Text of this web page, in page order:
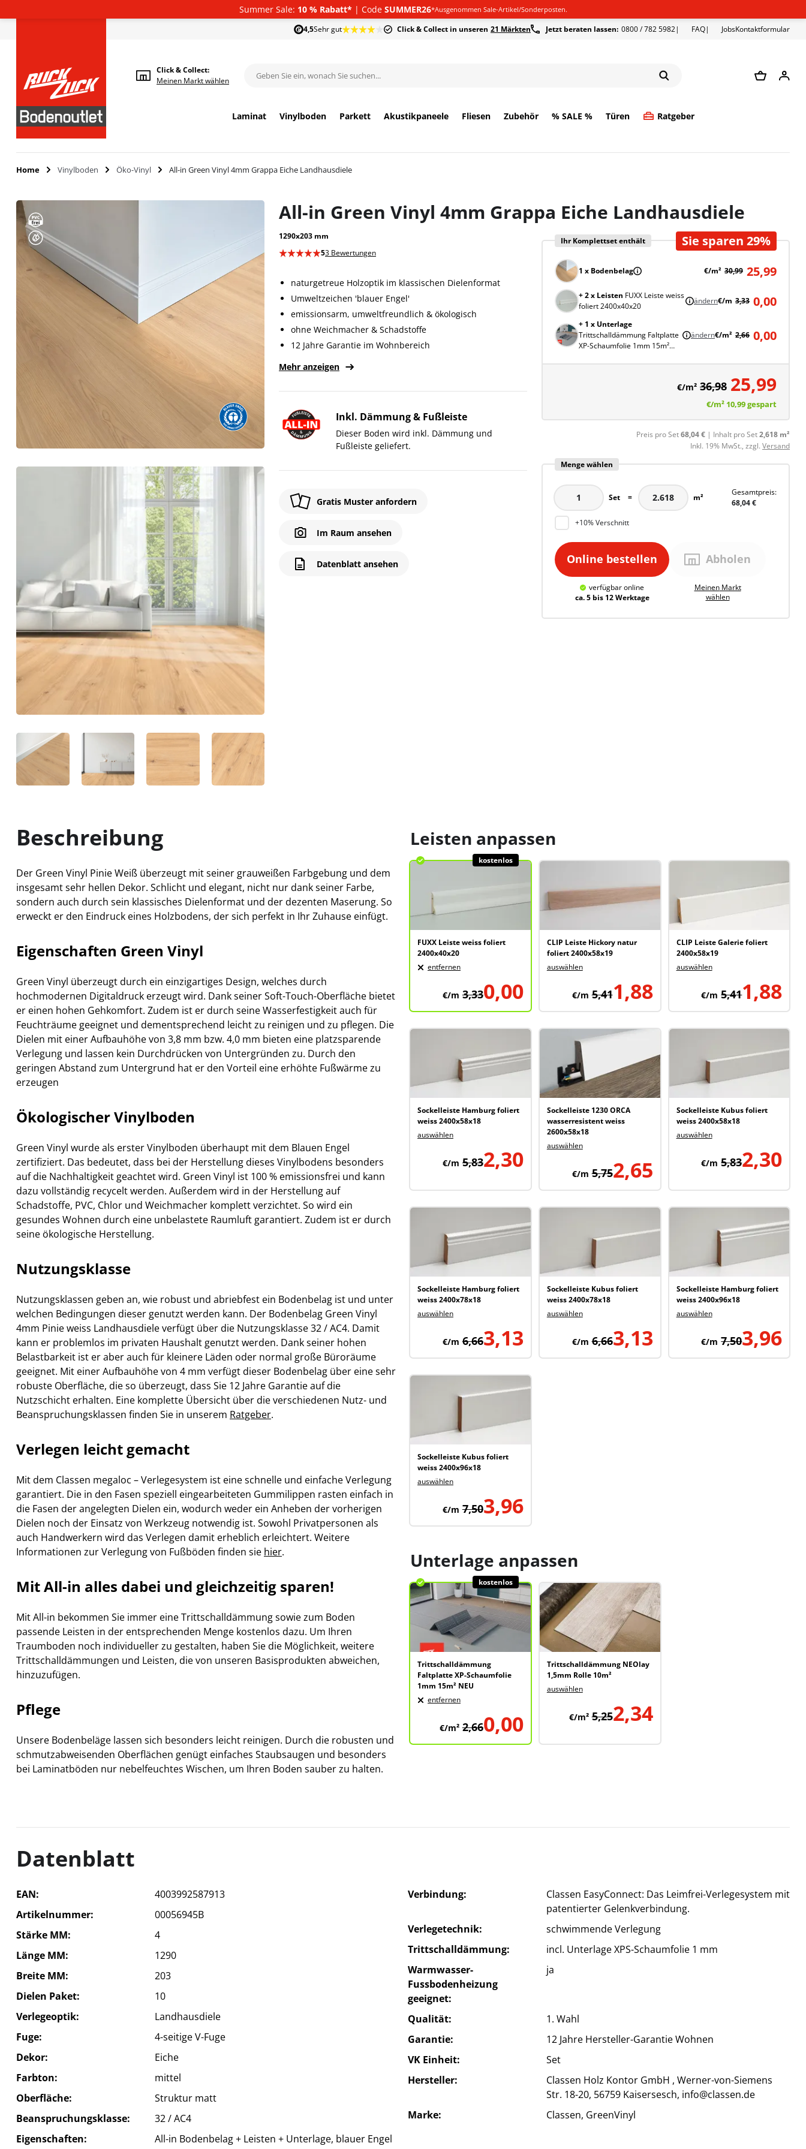
Summer Sale: 10 % Rabatt*| Code SUMMER26*Ausgenommen Sale-Artikel/Sonderposten.
4,5Sehr gut Click & Collect in unseren 21 Märkten Jetzt beraten lassen: 0800 / 782 5982 FAQ JobsKontaktformular
Click & Collect:
Meinen Markt wählen
Laminat Vinylboden Parkett Akustikpaneele Fliesen Zubehör % SALE % Türen Ratgeber
Home Vinylboden Öko-Vinyl All-in Green Vinyl 4mm Grappa Eiche Landhausdiele
All-in Green Vinyl 4mm Grappa Eiche Landhausdiele
1290x203 mm
53 Bewertungen
naturgetreue Holzoptik im klassischen Dielenformat
Umweltzeichen 'blauer Engel'
emissionsarm, umweltfreundlich & ökologisch
ohne Weichmacher & Schadstoffe
12 Jahre Garantie im Wohnbereich
Mehr anzeigen
Inkl. Dämmung & Fußleiste
Dieser Boden wird inkl. Dämmung und
Fußleiste geliefert.
Gratis Muster anfordern
Im Raum ansehen
Datenblatt ansehen
Ihr Komplettset enthält Sie sparen 29%
1 x Bodenbelag 25,99
€/m² 30,99
+ 2 x Leisten FUXX Leiste weiss
foliert 2400x40x20
ändern 0,00
€/m 3,33
+ 1 x Unterlage
Trittschalldämmung Faltplatte
XP-Schaumfolie 1mm 15m²
ändern 0,00
€/m² 2,66
€/m² 36,98 25,99
€/m² 10,99gespart
Preis pro Set68,04 € | Inhalt pro Set2,618 m²
Inkl. 19% MwSt., zzgl. Versand
Menge wählen
Set = m²
+10% Verschnitt
Gesamtpreis:
68,04 €
Online bestellen
verfügbaronline
ca. 5 bis 12 Werktage
Abholen
MeinenMarkt
wählen
Beschreibung
Der Green Vinyl Pinie Weiß überzeugt mit seiner grauweißen Farbgebung und dem
insgesamt sehr hellen Dekor. Schlicht und elegant, nicht nur dank seiner Farbe,
sondern auch durch sein klassisches Dielenformat und der dezenten Maserung. So
erweckt er den Eindruck eines Holzbodens, der sich perfekt in Ihr Zuhause einfügt.
Eigenschaften Green Vinyl
Green Vinyl überzeugt durch ein einzigartiges Design, welches durch
hochmodernen Digitaldruck erzeugt wird. Dank seiner Soft-Touch-Oberfläche bietet
er einen hohen Gehkomfort. Zudem ist er durch seine Wasserfestigkeit auch für
Feuchträume geeignet und dementsprechend leicht zu reinigen und zu pflegen. Die
Dielen mit einer Aufbauhöhe von 3,8 mm bzw. 4,0 mm bieten eine platzsparende
Verlegung und lassen kein Durchdrücken von Untergründen zu. Durch den
geringen Abstand zum Untergrund hat er den Vorteil eine erhöhte Fußwärme zu
erzeugen
Ökologischer Vinylboden
Green Vinyl wurde als erster Vinylboden überhaupt mit dem Blauen Engel
zertifiziert. Das bedeutet, dass bei der Herstellung dieses Vinylbodens besonders
auf die Nachhaltigkeit geachtet wird. Green Vinyl ist 100 % emissionsfrei und kann
dazu vollständig recycelt werden. Außerdem wird in der Herstellung auf
Schadstoffe, PVC, Chlor und Weichmacher komplett verzichtet. So wird ein
gesundes Wohnen durch eine unbelastete Raumluft garantiert. Zudem ist er durch
seine ökologische Herstellung.
Nutzungsklasse
Nutzungsklassen geben an, wie robust und abriebfest ein Bodenbelag ist und unter
welchen Bedingungen dieser genutzt werden kann. Der Bodenbelag Green Vinyl
4mm Pinie weiss Landhausdiele verfügt über die Nutzungsklasse 32 / AC4. Damit
kann er problemlos im privaten Haushalt genutzt werden. Dank seiner hohen
Belastbarkeit ist er aber auch für kleinere Läden oder normal große Büroräume
geeignet. Mit einer Aufbauhöhe von 4 mm verfügt dieser Bodenbelag über eine sehr
robuste Oberfläche, die so überzeugt, dass Sie 12 Jahre Garantie auf die
Nutzschicht erhalten. Eine komplette Übersicht über die verschiedenen Nutz- und
Beanspruchungsklassen finden Sie in unserem Ratgeber.
Verlegen leicht gemacht
Mit dem Classen megaloc – Verlegesystem ist eine schnelle und einfache Verlegung
garantiert. Die in den Fasen speziell eingearbeiteten Gummilippen rasten einfach in
die Fasen der angelegten Dielen ein, wodurch weder ein Anheben der vorherigen
Dielen noch der Einsatz von Werkzeug notwendig ist. Sowohl Privatpersonen als
auch Handwerkern wird das Verlegen damit erheblich erleichtert. Weitere
Informationen zur Verlegung von Fußböden finden sie hier.
Mit All-in alles dabei und gleichzeitig sparen!
Mit All-in bekommen Sie immer eine Trittschalldämmung sowie zum Boden
passende Leisten in der entsprechenden Menge kostenlos dazu. Um Ihren
Traumboden noch individueller zu gestalten, haben Sie die Möglichkeit, weitere
Trittschalldämmungen und Leisten, die von unseren Basisprodukten abweichen,
hinzuzufügen.
Pflege
Unsere Bodenbeläge lassen sich besonders leicht reinigen. Durch die robusten und
schmutzabweisenden Oberflächen genügt einfaches Staubsaugen und besonders
bei Laminatböden nur nebelfeuchtes Wischen, um Ihren Boden sauber zu halten.
Leisten anpassen
FUXX Leiste weiss foliert
2400x40x20
entfernen
0,00
€/m 3,33
kostenlos
CLIP Leiste Hickory natur
foliert 2400x58x19
auswählen
1,88
€/m 5,41
CLIP Leiste Galerie foliert
2400x58x19
auswählen
1,88
€/m 5,41
Sockelleiste Hamburg foliert
weiss 2400x58x18
auswählen
2,30
€/m 5,83
Sockelleiste 1230 ORCA
wasserresistent weiss
2600x58x18
auswählen
2,65
€/m 5,75
Sockelleiste Kubus foliert
weiss 2400x58x18
auswählen
2,30
€/m 5,83
Sockelleiste Hamburg foliert
weiss 2400x78x18
auswählen
3,13
€/m 6,66
Sockelleiste Kubus foliert
weiss 2400x78x18
auswählen
3,13
€/m 6,66
Sockelleiste Hamburg foliert
weiss 2400x96x18
auswählen
3,96
€/m 7,50
Sockelleiste Kubus foliert
weiss 2400x96x18
auswählen
3,96
€/m 7,50
Unterlage anpassen
Trittschalldämmung
Faltplatte XP-Schaumfolie
1mm 15m² NEU
entfernen
0,00
€/m² 2,66
kostenlos
Trittschalldämmung NEOlay
1,5mm Rolle 10m²
auswählen
2,34
€/m² 5,25
Datenblatt
EAN
4003992587913
Artikelnummer
00056945B
Stärke MM
4
Länge MM
1290
Breite MM
203
Dielen Paket
10
Verlegeoptik
Landhausdiele
Fuge
4-seitige V-Fuge
Dekor
Eiche
Farbton
mittel
Oberfläche
Struktur matt
Beanspruchungsklasse
32 / AC4
Eigenschaften
All-in Bodenbelag + Leisten + Unterlage, blauer Engel
Verbindung
Classen EasyConnect: Das Leimfrei-Verlegesystem mit
patentierter Gelenkverbindung.
Verlegetechnik
schwimmende Verlegung
Trittschalldämmung
incl. Unterlage XPS-Schaumfolie 1 mm
Warmwasser-
Fussbodenheizung
geeignet
ja
Qualität
1. Wahl
Garantie
12 Jahre Hersteller-Garantie Wohnen
VK Einheit
Set
Hersteller
Classen Holz Kontor GmbH , Werner-von-Siemens
Str. 18-20, 56759 Kaisersesch, info@classen.de
Marke
Classen, GreenVinyl